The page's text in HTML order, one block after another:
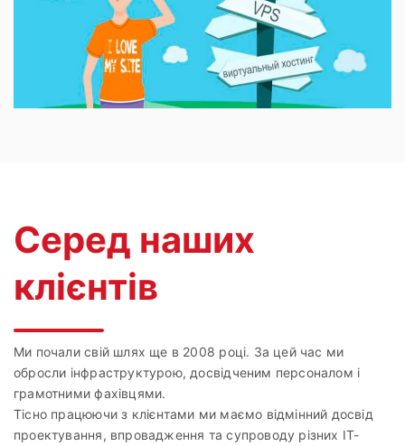
Серед наших
клієнтів
Ми почали свій шлях ще в 2008 році. За цей час ми
обросли інфраструктурою, досвідченим персоналом і
грамотними фахівцями.
Тісно працюючи з клієнтами ми маємо відмінний досвід
проектування, впровадження та супроводу різних IT-